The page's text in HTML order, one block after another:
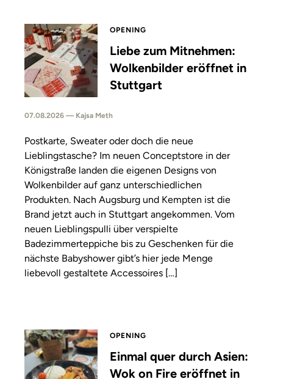
OPENING
Liebe zum Mitnehmen:
Wolkenbilder eröffnet in
Stuttgart
07.08.2026 — Kajsa Meth
Postkarte, Sweater oder doch die neue
Lieblingstasche? Im neuen Conceptstore in der
Königstraße landen die eigenen Designs von
Wolkenbilder auf ganz unterschiedlichen
Produkten. Nach Augsburg und Kempten ist die
Brand jetzt auch in Stuttgart angekommen. Vom
neuen Lieblingspulli über verspielte
Badezimmerteppiche bis zu Geschenken für die
nächste Babyshower gibt’s hier jede Menge
liebevoll gestaltete Accessoires […]
OPENING
Einmal quer durch Asien:
Wok on Fire eröffnet in